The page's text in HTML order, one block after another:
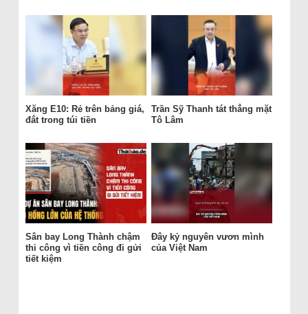
Xăng E10: Rẻ trên bảng giá,
đắt trong túi tiền
Trần Sỹ Thanh tát thẳng mặt
Tô Lâm
Sân bay Long Thành chậm
thi công vì tiền công đi gửi
tiết kiệm
Đây kỷ nguyên vươn mình
của Việt Nam